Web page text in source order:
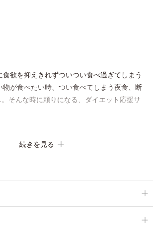
食欲を抑えきれずついつい食べ過ぎてしまう
物が食べたい時、つい食べてしまう夜食、断
そんな時に頼りになる、ダイエット応援サ
タカミロバラン果実」を配合。さらに桑の葉
だから、サッと飲みやすく手軽に続けやす
サプリです。
続きを見る